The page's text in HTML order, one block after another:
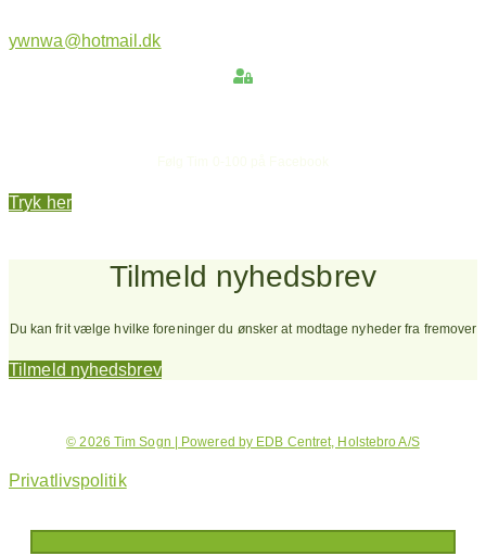
ywnwa@hotmail.dk
Tryk her
Tilmeld nyhedsbrev
Du kan frit vælge hvilke foreninger du ønsker at modtage nyheder fra fremover
Tilmeld nyhedsbrev
© 2026 Tim Sogn | Powered by EDB Centret, Holstebro A/S
Privatlivspolitik